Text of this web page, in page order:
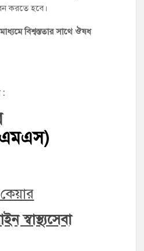
করতে হবে।
বিশ্বস্ততার সাথে ঔষধ
:
স্বাস্থ্যসেবা